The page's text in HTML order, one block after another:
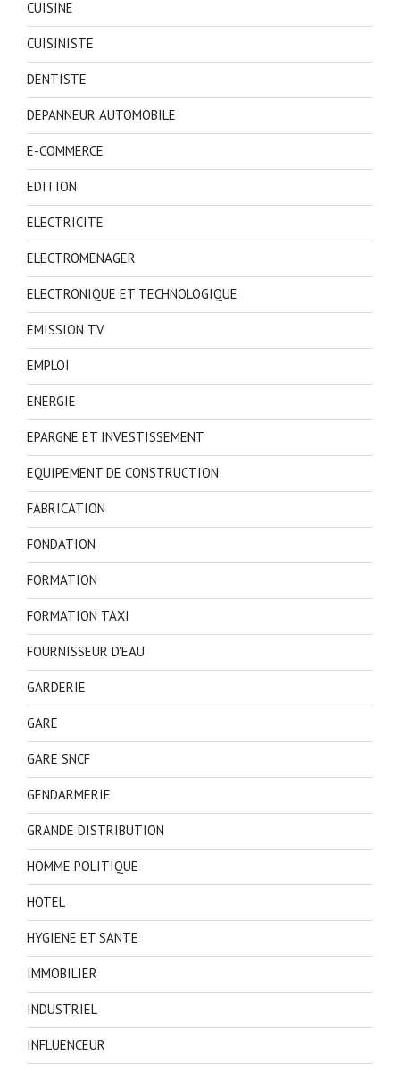
CUISINE
CUISINISTE
DENTISTE
DEPANNEUR AUTOMOBILE
E-COMMERCE
EDITION
ELECTRICITE
ELECTROMENAGER
ELECTRONIQUE ET TECHNOLOGIQUE
EMISSION TV
EMPLOI
ENERGIE
EPARGNE ET INVESTISSEMENT
EQUIPEMENT DE CONSTRUCTION
FABRICATION
FONDATION
FORMATION
FORMATION TAXI
FOURNISSEUR D'EAU
GARDERIE
GARE
GARE SNCF
GENDARMERIE
GRANDE DISTRIBUTION
HOMME POLITIQUE
HOTEL
HYGIENE ET SANTE
IMMOBILIER
INDUSTRIEL
INFLUENCEUR